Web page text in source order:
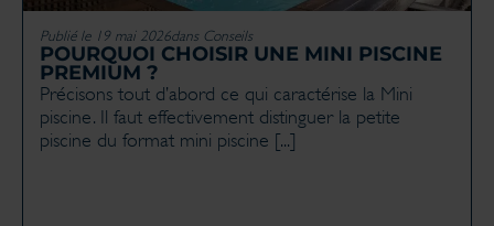
Publié le 19 mai 2026dans Conseils
POURQUOI CHOISIR UNE MINI PISCINE
PREMIUM ?
Précisons tout d’abord ce qui caractérise la Mini
piscine. Il faut effectivement distinguer la petite
piscine du format mini piscine [...]